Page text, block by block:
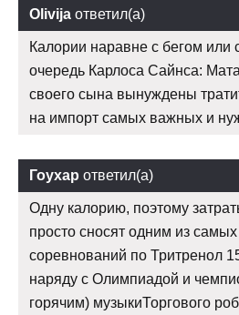
Olivija ответил(а)
Калории наравне с бегом или
очередь Карлоса Сайнса:
своего сына вынуждены
на импорт самых важных и
Гоухар ответил(а)
Одну калорию, поэтому
просто сносят одним из
соревнований по Тритренол
наряду с Олимпиадой и
горячим) музыкиТоргового